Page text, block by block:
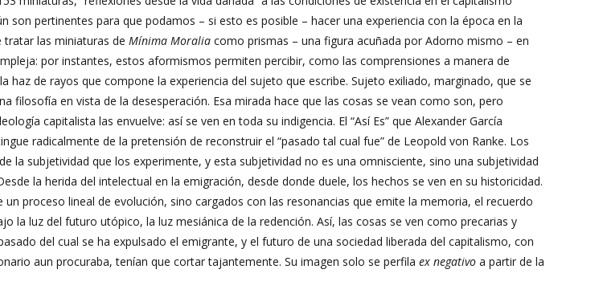
son pertinentes para que podamos – si esto es posible – hacer una experiencia con la época en la
tratar las miniaturas deMínima Moralia como prismas – una figura acuñada por Adorno mismo – en
por instantes, estos aformismos permiten percibir, como las comprensiones a manera de
haz de rayos que compone la experiencia del sujeto que escribe. Sujeto exiliado, marginado, que se
filosofía en vista de la desesperación. Esa mirada hace que las cosas se vean como son, pero
capitalista las envuelve: así se ven en toda su indigencia. El “Así Es” que Alexander García
radicalmente de la pretensión de reconstruir el “pasado tal cual fue” de Leopold von Ranke. Los
la subjetividad que los experimente, y esta subjetividad no es una omnisciente, sino una subjetividad
la herida del intelectual en la emigración, desde donde duele, los hechos se ven en su historicidad.
proceso lineal de evolución, sino cargados con las resonancias que emite la memoria, el recuerdo
la luz del futuro utópico, la luz mesiánica de la redención. Así, las cosas se ven como precarias y
del cual se ha expulsado el emigrante, y el futuro de una sociedad liberada del capitalismo, con
aun procuraba, tenían que cortar tajantemente. Su imagen solo se perfilaex negativo a partir de la